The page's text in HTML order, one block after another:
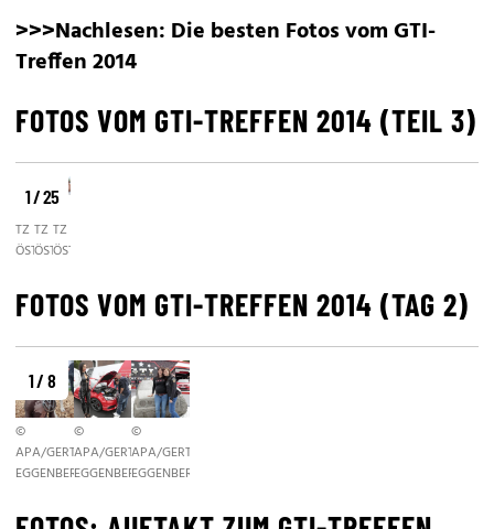
>>>Nachlesen: Die besten Fotos vom GTI-
Treffen 2014
FOTOS VOM GTI-TREFFEN 2014 (TEIL 3)
1 / 25
TZ
ÖSTERREICH/RAUNIG
©
TZ
ÖSTERREICH/RAUNIG
©
TZ
ÖSTERREICH/RAUNIG
FOTOS VOM GTI-TREFFEN 2014 (TAG 2)
1 / 8
©
APA/GERT
EGGENBERGER
©
APA/GERT
EGGENBERGER
©
APA/GERT
EGGENBERGER